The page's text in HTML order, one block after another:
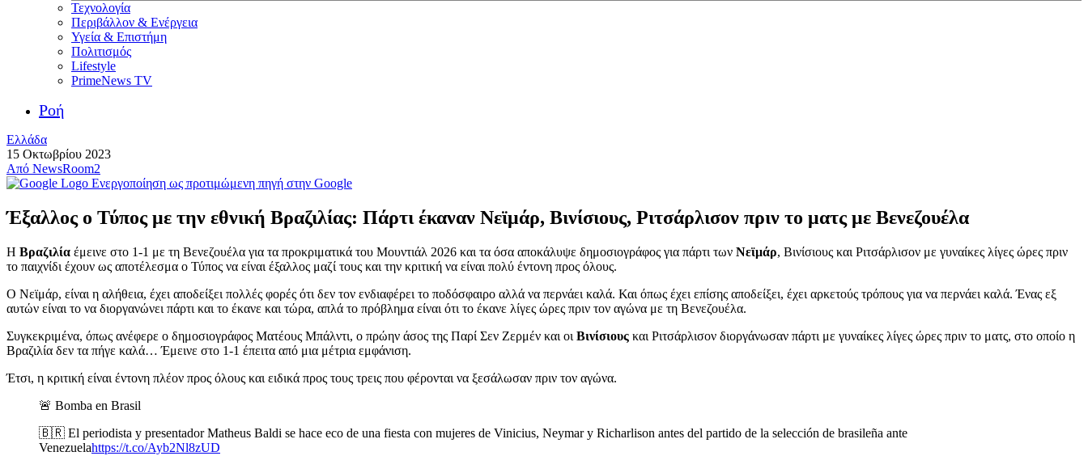
Τεχνολογία
Περιβάλλον & Ενέργεια
Υγεία & Επιστήμη
Πολιτισμός
Lifestyle
PrimeNews TV
Ροή
Ελλάδα
15 Οκτωβρίου 2023
Από NewsRoom2
Ενεργοποίηση ως προτιμώμενη πηγή στην Google
Έξαλλος ο Τύπος με την εθνική Βραζιλίας: Πάρτι έκαναν Νεϊμάρ, Βινίσιους, Ριτσάρλισον πριν το ματς με Βενεζουέλα
Η Βραζιλία έμεινε στο 1-1 με τη Βενεζουέλα για τα προκριματικά του Μουντιάλ 2026 και τα όσα αποκάλυψε δημοσιογράφος για πάρτι των Νεϊμάρ, Βινίσιους και Ριτσάρλισον με γυναίκες λίγες ώρες πριν
το παιχνίδι έχουν ως αποτέλεσμα ο Τύπος να είναι έξαλλος μαζί τους και την κριτική να είναι πολύ έντονη προς όλους.
Ο Νεϊμάρ, είναι η αλήθεια, έχει αποδείξει πολλές φορές ότι δεν τον ενδιαφέρει το ποδόσφαιρο αλλά να περνάει καλά. Και όπως έχει επίσης αποδείξει, έχει αρκετούς τρόπους για να περνάει καλά. Ένας εξ
αυτών είναι το να διοργανώνει πάρτι και το έκανε και τώρα, απλά το πρόβλημα είναι ότι το έκανε λίγες ώρες πριν τον αγώνα με τη Βενεζουέλα.
Συγκεκριμένα, όπως ανέφερε ο δημοσιογράφος Ματέους Μπάλντι, ο πρώην άσος της Παρί Σεν Ζερμέν και οι Βινίσιους και Ριτσάρλισον διοργάνωσαν πάρτι με γυναίκες λίγες ώρες πριν το ματς, στο οποίο η
Βραζιλία δεν τα πήγε καλά… Έμεινε στο 1-1 έπειτα από μια μέτρια εμφάνιση.
Έτσι, η κριτική είναι έντονη πλέον προς όλους και ειδικά προς τους τρεις που φέρονται να ξεσάλωσαν πριν τον αγώνα.
🚨 Bomba en Brasil
🇧🇷 El periodista y presentador Matheus Baldi se hace eco de una fiesta con mujeres de Vinicius, Neymar y Richarlison antes del partido de la selección de brasileña ante
Venezuelahttps://t.co/Ayb2Nl8zUD